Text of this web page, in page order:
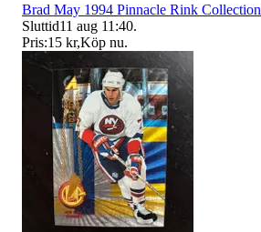
Brad May 1994 Pinnacle Rink Collection
Sluttid11 aug 11:40.
Pris:15 kr,Köp nu.